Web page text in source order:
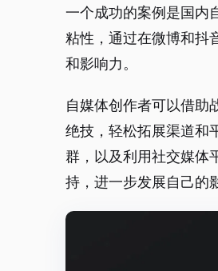
一个成功的案例是国内
粘性，通过在微博和抖
和影响力。
自媒体创作者可以借助
绝技，轻松拓展渠道和
群，以及利用社交媒体
持，进一步发展自己的